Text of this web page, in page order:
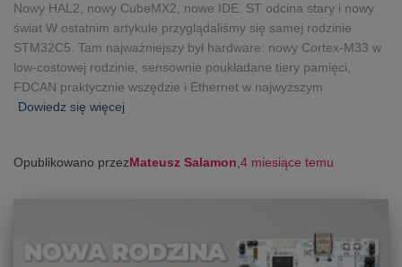
Nowy HAL2, nowy CubeMX2, nowe IDE. ST odcina stary i nowy
świat W ostatnim artykule przyglądaliśmy się samej rodzinie
STM32C5. Tam najważniejszy był hardware: nowy Cortex-M33 w
low-costowej rodzinie, sensownie poukładane tiery pamięci,
FDCAN praktycznie wszędzie i Ethernet w najwyższym
Dowiedz się więcej
Opublikowano przezMateusz Salamon,4 miesiące temu